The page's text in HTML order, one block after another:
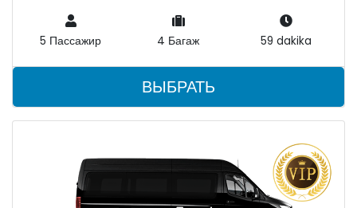
5 Пассажир 4 Багаж 59 dakika
ВЫБРАТЬ